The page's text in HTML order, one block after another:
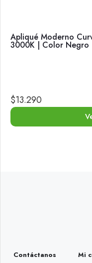
Apliqué Moderno
3000K | Color Negro
$13.290
Contáctanos
Mi